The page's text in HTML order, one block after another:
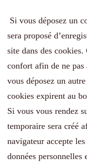
Si vous déposez un
sera proposé
site dans des
confort afin de ne
vous déposez un
cookies expirent au
Si vous vous rendez
temporaire sera créé
navigateur accepte
données personnelles